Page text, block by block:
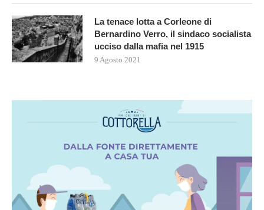
La tenace lotta a Corleone di
Bernardino Verro, il sindaco socialista
ucciso dalla mafia nel 1915
9 Agosto 2021